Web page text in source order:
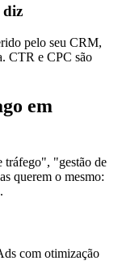
diz
pelo seu CRM,
CTR e CPC são
em
tráfego", "gestão de
querem o mesmo:
com otimização